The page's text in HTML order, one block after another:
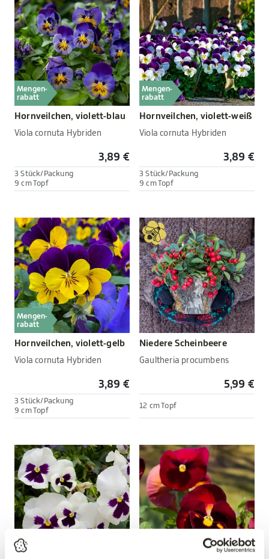
Mengen-
rabatt
Hornveilchen, violett-blau
Viola cornuta Hybriden
3,89 €
3 Stück/Packung
9 cm Topf
Mengen-
rabatt
Hornveilchen, violett-weiß
Viola cornuta Hybriden
3,89 €
3 Stück/Packung
9 cm Topf
Mengen-
rabatt
Hornveilchen, violett-gelb
Viola cornuta Hybriden
3,89 €
3 Stück/Packung
9 cm Topf
Niedere Scheinbeere
Gaultheria procumbens
5,99 €
12 cm Topf
Mengen-
rabatt